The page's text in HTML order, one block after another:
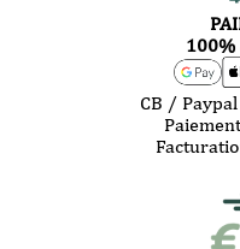
100%
CB /